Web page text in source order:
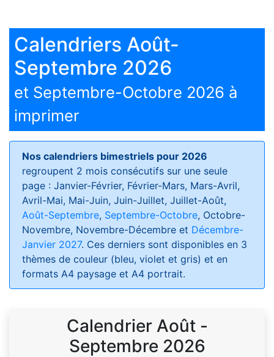
Calendriers Août-
Septembre 2026
et Septembre-Octobre 2026 à
imprimer
Nos calendriers bimestriels pour 2026
regroupent 2 mois consécutifs sur une seule
page : Janvier-Février, Février-Mars, Mars-Avril,
Avril-Mai, Mai-Juin, Juin-Juillet, Juillet-Août,
Août-Septembre, Septembre-Octobre, Octobre-
Novembre, Novembre-Décembre et Décembre-
Janvier 2027. Ces derniers sont disponibles en 3
thèmes de couleur (bleu, violet et gris) et en
formats A4 paysage et A4 portrait.
Calendrier Août -
Septembre 2026